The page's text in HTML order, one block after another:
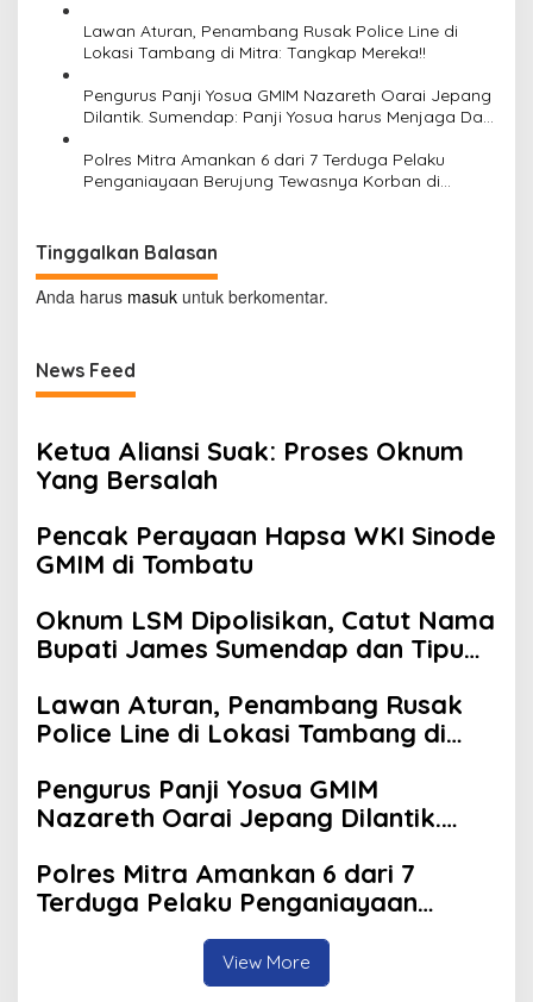
Lawan Aturan, Penambang Rusak Police Line di
Lokasi Tambang di Mitra: Tangkap Mereka!!
Pengurus Panji Yosua GMIM Nazareth Oarai Jepang
Dilantik. Sumendap: Panji Yosua harus Menjaga Dan
Polres Mitra Amankan 6 dari 7 Terduga Pelaku
Penganiayaan Berujung Tewasnya Korban di
Tinggalkan Balasan
Anda harus masuk untuk berkomentar.
News Feed
Ketua Aliansi Suak: Proses Oknum
Yang Bersalah
Pencak Perayaan Hapsa WKI Sinode
GMIM di Tombatu
Oknum LSM Dipolisikan, Catut Nama
Bupati James Sumendap dan Tipu
Lawan Aturan, Penambang Rusak
Police Line di Lokasi Tambang di
Pengurus Panji Yosua GMIM
Nazareth Oarai Jepang Dilantik.
Menjaga Dan Melindungi Jemaat
Polres Mitra Amankan 6 dari 7
Terduga Pelaku Penganiayaan
View More